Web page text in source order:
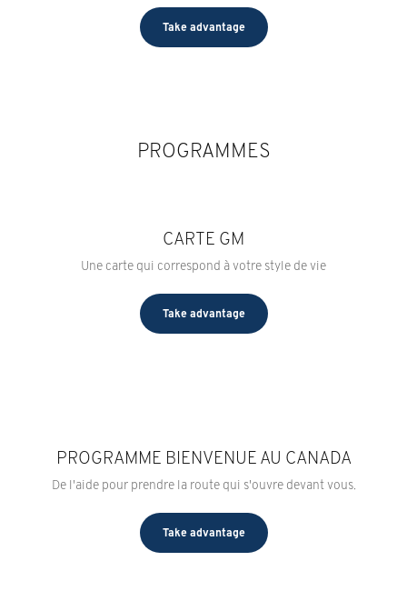
Take advantage
PROGRAMMES
CARTE GM
Une carte qui correspond à votre style de vie
Take advantage
PROGRAMME BIENVENUE AU CANADA
De l'aide pour prendre la route qui s'ouvre devant vous.
Take advantage